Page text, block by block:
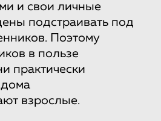
и свои личные
подстраивать под
Поэтому
в пользе
практически
дома
взрослые.